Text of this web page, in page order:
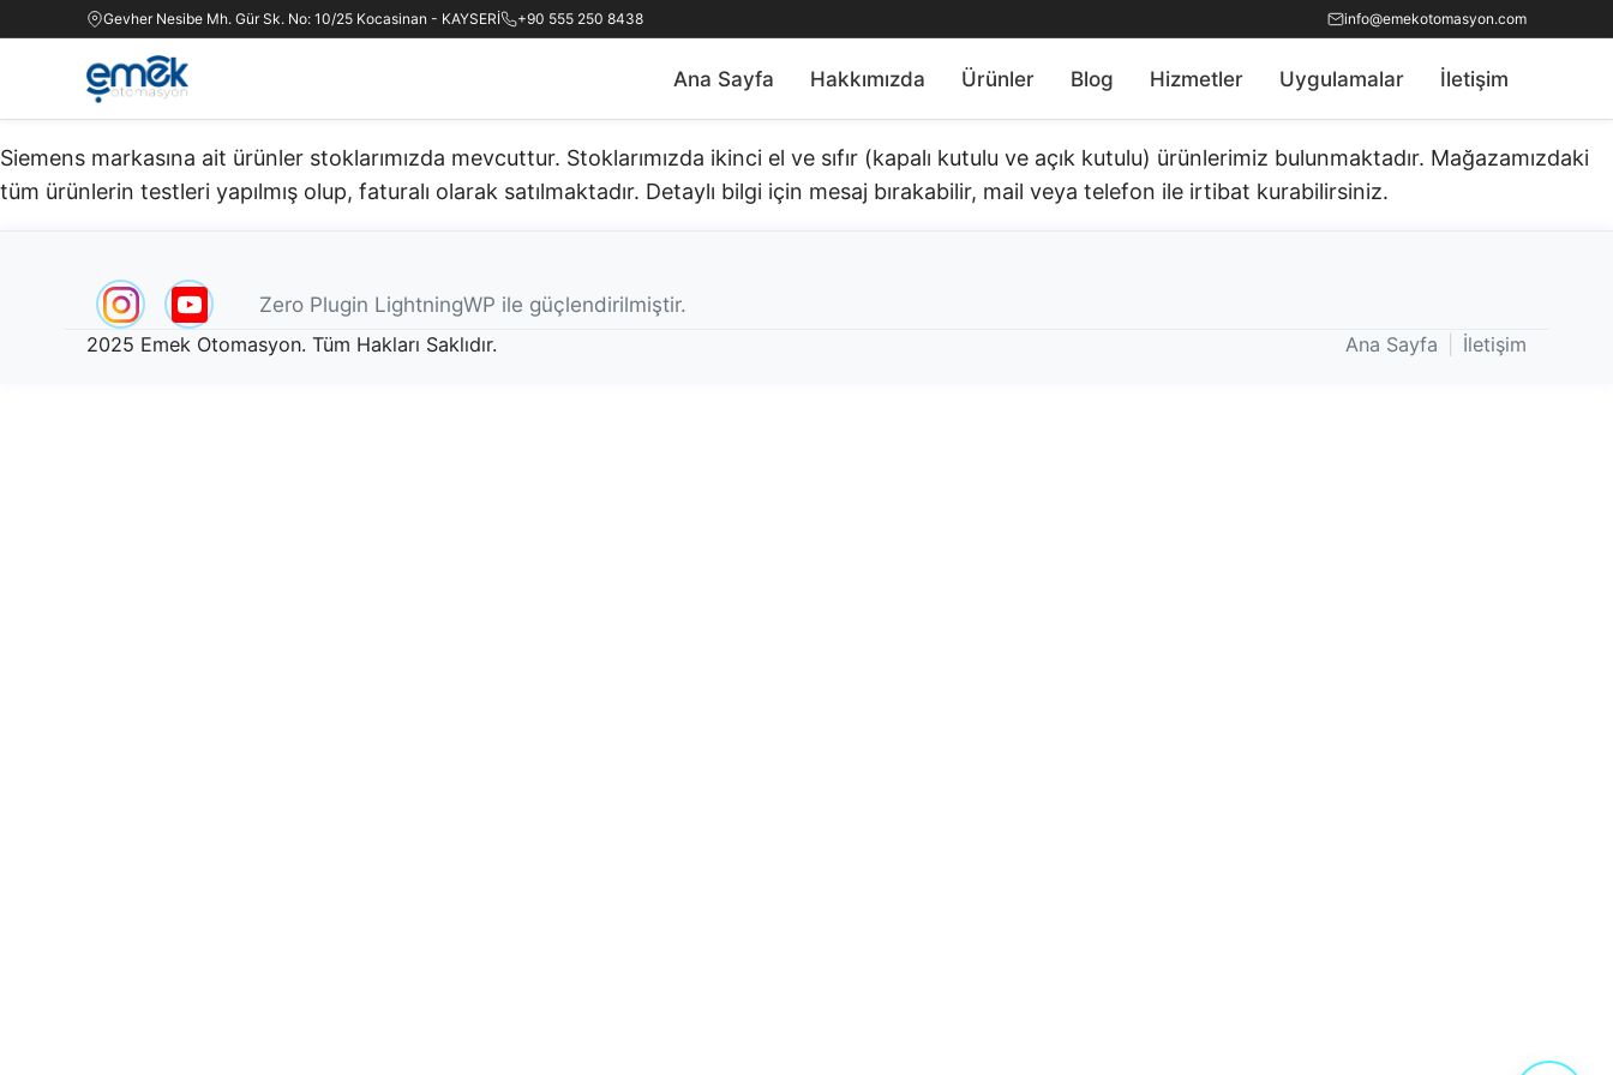
Gevher Nesibe Mh. Gür Sk. No: 10/25 Kocasinan - KAYSERİ +90 555 250 8438 info@emekotomasyon.com
Ana Sayfa Hakkımızda Ürünler Blog Hizmetler Uygulamalar İletişim
Siemens markasına ait ürünler stoklarımızda mevcuttur. Stoklarımızda ikinci el ve sıfır (kapalı kutulu ve açık kutulu) ürünlerimiz bulunmaktadır.​ Mağazamızdaki
tüm ürünlerin testleri yapılmış olup, faturalı olarak satılmaktadır. Detaylı bilgi için mesaj bırakabilir, mail veya telefon ile irtibat kurabilirsiniz.
Zero Plugin LightningWP ile güçlendirilmiştir.
2025 Emek Otomasyon. Tüm Hakları Saklıdır. Ana Sayfa İletişim